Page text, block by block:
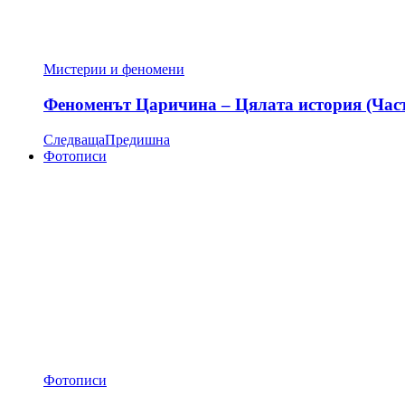
Мистерии и феномени
Феноменът Царичина – Цялата история
СледващаПредишна
Фотописи
Фотописи